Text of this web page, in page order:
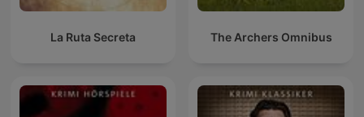
La Ruta Secreta The Archers Omnibus